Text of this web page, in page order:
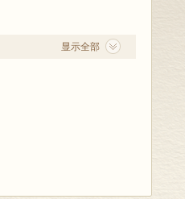
显示全部